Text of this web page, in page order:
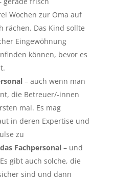
Wochen zur Oma auf
rächen. Das Kind sollte
Eingewöhnung
können, bevor es
– auch wenn man
die Betreuer/-innen
mal. Es mag
in deren Expertise und
zu
Fachpersonal – und
gibt auch solche, die
sind und dann